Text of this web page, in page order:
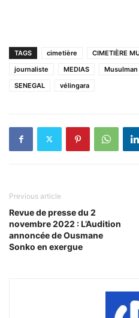
TAGS cimetière CIMETIÈRE
journaliste
MEDIAS Musulman
SENEGAL
vélingara
Previous article
Revue de presse du 2
novembre 2022 : L’Audition
annoncée de Ousmane
Sonko en exergue